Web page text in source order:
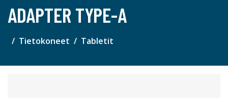
ADAPTER TYPE-A
Tietokoneet Tabletit